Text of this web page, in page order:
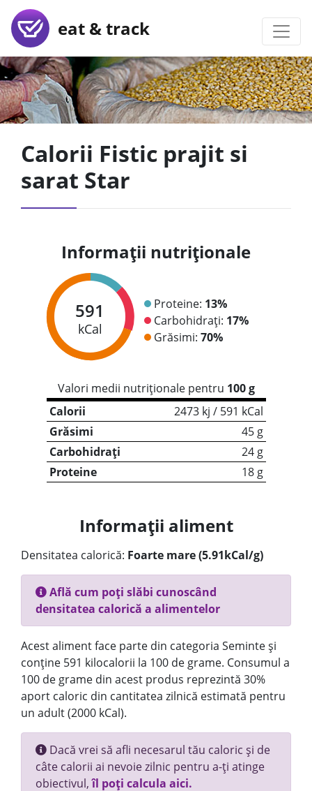
eat & track
Calorii Fistic prajit si
sarat Star
Informații nutriționale
591
kCal
Proteine: 13%
Carbohidrați: 17%
Grăsimi: 70%
Valori medii nutriționale pentru 100 g
Calorii
2473 kj / 591 kCal
Grăsimi
45 g
Carbohidrați
24 g
Proteine
18 g
Informații aliment
Densitatea calorică: Foarte mare (5.91kCal/g)
Află cum poți slăbi cunoscând
densitatea calorică a alimentelor
Acest aliment face parte din categoria Seminte și
conține 591 kilocalorii la 100 de grame. Consumul a
100 de grame din acest produs reprezintă 30%
aport caloric din cantitatea zilnică estimată pentru
un adult (2000 kCal).
Dacă vrei să afli necesarul tău caloric și de
câte calorii ai nevoie zilnic pentru a-ți atinge
obiectivul,îl poți calcula aici.